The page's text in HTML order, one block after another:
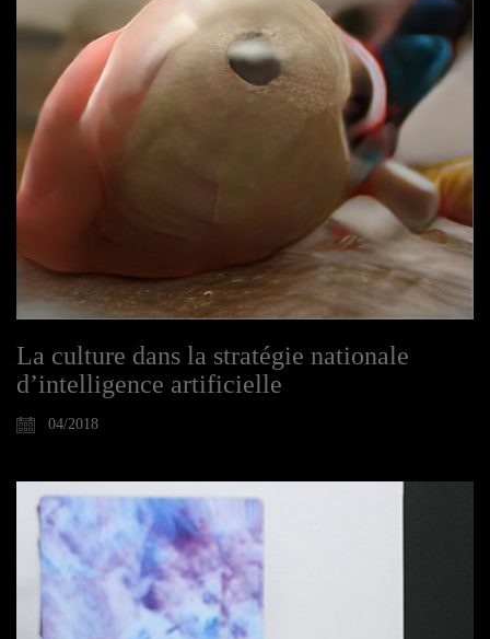
La culture dans la stratégie nationale
d’intelligence artificielle
04/2018